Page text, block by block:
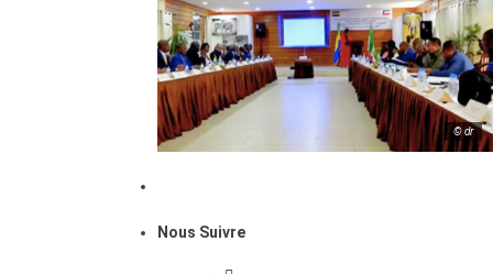
© dr
Nous Suivre